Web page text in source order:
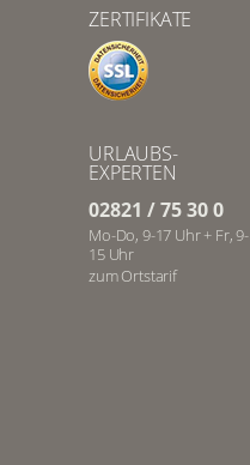
ZERTIFIKATE
URLAUBS-
EXPERTEN
02821 / 75 30 0
Mo-Do, 9-17 Uhr + Fr, 9-
15 Uhr
zum Ortstarif